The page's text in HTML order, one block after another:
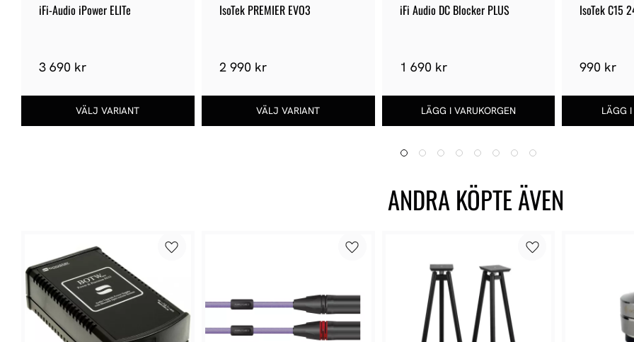
iFi-Audio iPower ELITe
3 690 kr
IsoTek PREMIER EVO3
2 990 kr
iFi Audio DC Blocker PLUS
1 690 kr
IsoTek C15
990 kr
ANDRA KÖPTE ÄVEN